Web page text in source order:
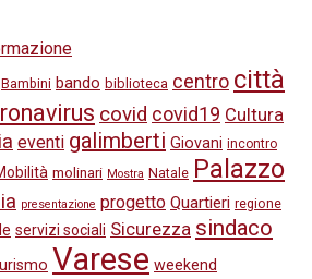
Bambini bando biblioteca centro città
covid covid19 Cultura
eventi galimberti Giovani incontro
molinari Mostra Natale Palazzo
presentazione progetto Quartieri regione
servizi sociali Sicurezza sindaco
Varese weekend